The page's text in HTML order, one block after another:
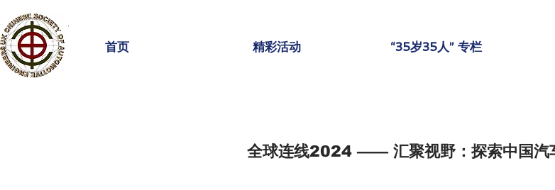
首页 精彩活动 “35岁35人” 专栏
全球连线2024 —— 汇聚视野：探索中国汽